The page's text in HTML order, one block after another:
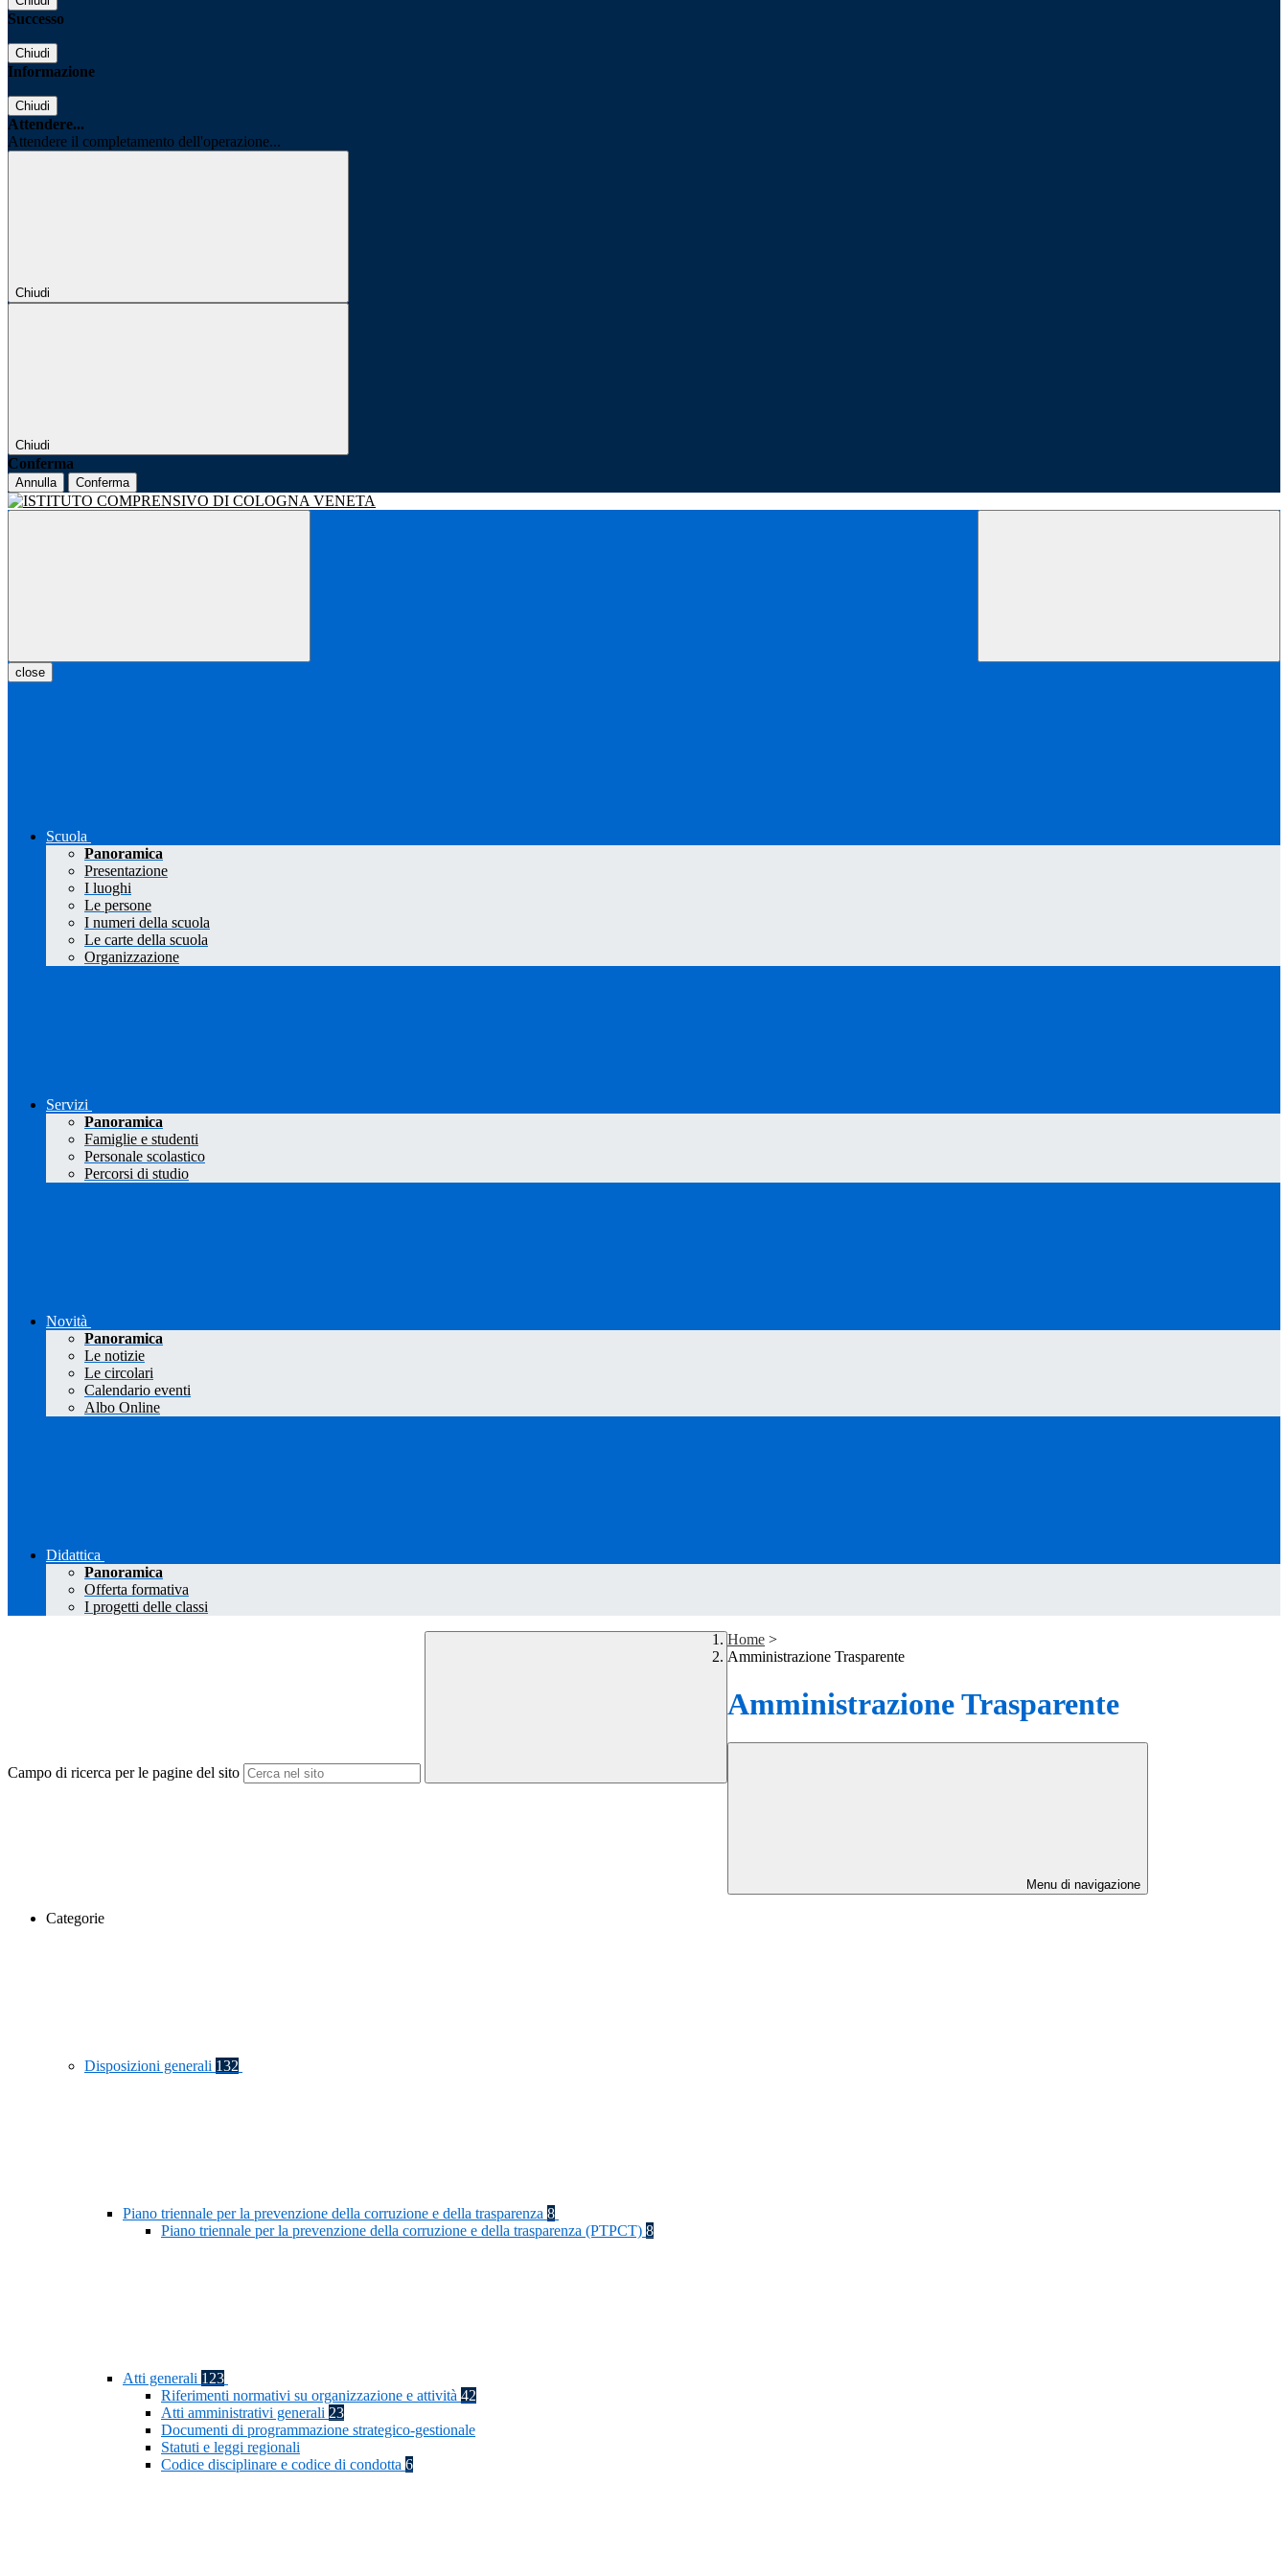
Successo
Chiudi
Informazione
Chiudi
Attendere...
Attendere il completamento dell'operazione...
Chiudi
Chiudi
Conferma
Annulla Conferma
close
Scuola
Panoramica
Presentazione
I luoghi
Le persone
I numeri della scuola
Le carte della scuola
Organizzazione
Servizi
Panoramica
Famiglie e studenti
Personale scolastico
Percorsi di studio
Novità
Panoramica
Le notizie
Le circolari
Calendario eventi
Albo Online
Didattica
Panoramica
Offerta formativa
I progetti delle classi
Campo di ricerca per le pagine del sito
Home >
Amministrazione Trasparente
Amministrazione Trasparente
Menu di navigazione
Categorie
Disposizioni generali 132
Piano triennale per la prevenzione della corruzione e della trasparenza 8
Piano triennale per la prevenzione della corruzione e della trasparenza (PTPCT) 8
Atti generali 123
Riferimenti normativi su organizzazione e attività 42
Atti amministrativi generali 23
Documenti di programmazione strategico-gestionale
Statuti e leggi regionali
Codice disciplinare e codice di condotta 6